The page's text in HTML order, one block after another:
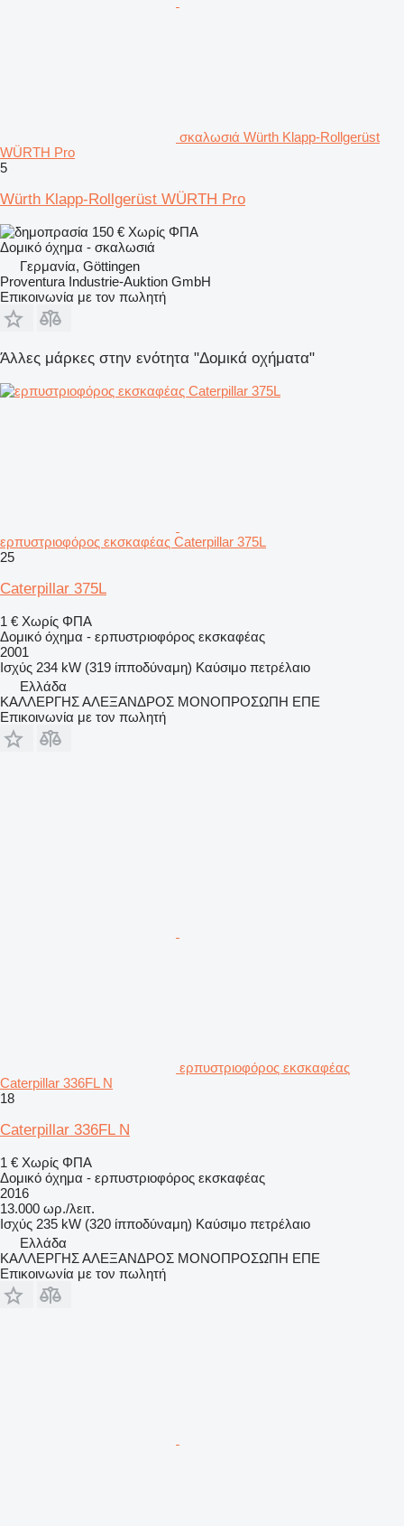
σκαλωσιά Würth Klapp-Rollgerüst
WÜRTH Pro
5
Würth Klapp-Rollgerüst WÜRTH Pro
150 € Χωρίς ΦΠΑ
Δομικό όχημα - σκαλωσιά
Γερμανία, Göttingen
Proventura Industrie-Auktion GmbH
Επικοινωνία με τον πωλητή
Άλλες μάρκες στην ενότητα "Δομικά οχήματα"
ερπυστριοφόρος εκσκαφέας Caterpillar 375L
25
Caterpillar 375L
1 € Χωρίς ΦΠΑ
Δομικό όχημα - ερπυστριοφόρος εκσκαφέας
2001
Ισχύς 234 kW (319 ίπποδύναμη) Καύσιμο πετρέλαιο
Ελλάδα
ΚΑΛΛΕΡΓΗΣ ΑΛΕΞΑΝΔΡΟΣ ΜΟΝΟΠΡΟΣΩΠΗ ΕΠΕ
Επικοινωνία με τον πωλητή
ερπυστριοφόρος εκσκαφέας
Caterpillar 336FL N
18
Caterpillar 336FL N
1 € Χωρίς ΦΠΑ
Δομικό όχημα - ερπυστριοφόρος εκσκαφέας
2016
13.000 ωρ./λειτ.
Ισχύς 235 kW (320 ίπποδύναμη) Καύσιμο πετρέλαιο
Ελλάδα
ΚΑΛΛΕΡΓΗΣ ΑΛΕΞΑΝΔΡΟΣ ΜΟΝΟΠΡΟΣΩΠΗ ΕΠΕ
Επικοινωνία με τον πωλητή